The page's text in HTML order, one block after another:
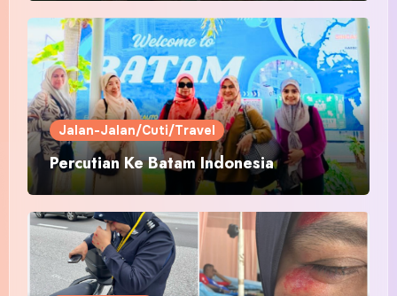
Jalan-Jalan/Cuti/Travel
Percutian Ke Batam Indonesia